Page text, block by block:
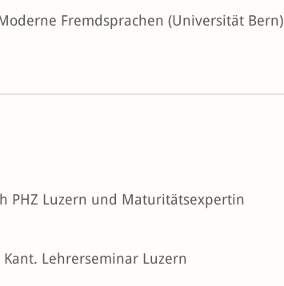
Fremdsprachen (Universität Bern)
PHZ Luzern und Maturitätsexpertin
Lehrerseminar Luzern